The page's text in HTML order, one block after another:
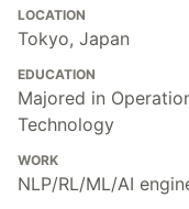
LOCATION
Tokyo, Japan
EDUCATION
Majored in
Technology
WORK
NLP/RL/ML/AI